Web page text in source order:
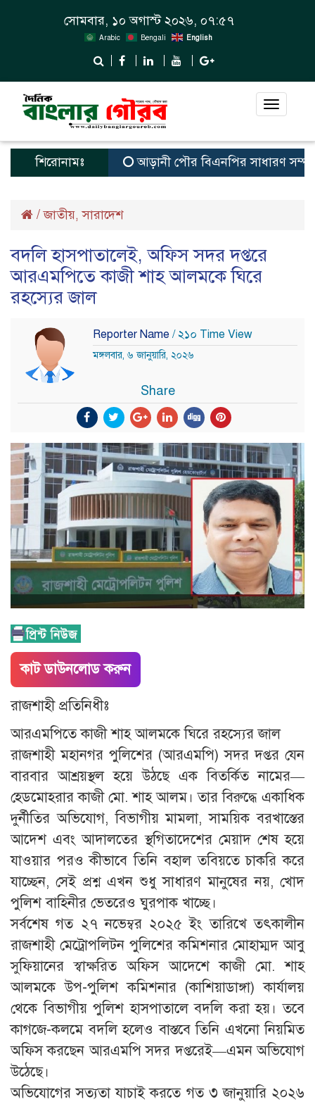
সোমবার, ১০ অগাস্ট ২০২৬, ০৭:৫৭
Arabic Bengali English
Toggle
শিরোনামঃ আড়ানী পৌর বিএনপির সাধারণ সম্পাদক
/জাতীয়,সারাদেশ
বদলি হাসপাতালেই, অফিস সদর দপ্তরে
আরএমপিতে কাজী শাহ আলমকে ঘিরে
রহস্যের জাল
Reporter Name / ২১০ Time View
মঙ্গলবার, ৬ জানুয়ারি, ২০২৬
Share
কাট ডাউনলোড করুন
রাজশাহী প্রতিনিধীঃ
আরএমপিতে কাজী শাহ আলমকে ঘিরে রহস্যের জাল
রাজশাহী মহানগর পুলিশের (আরএমপি) সদর দপ্তর যেন
বারবার আশ্রয়স্থল হয়ে উঠছে এক বিতর্কিত নামের—
হেডমোহরার কাজী মো. শাহ আলম। তার বিরুদ্ধে একাধিক
দুর্নীতির অভিযোগ, বিভাগীয় মামলা, সাময়িক বরখাস্তের
আদেশ এবং আদালতের স্থগিতাদেশের মেয়াদ শেষ হয়ে
যাওয়ার পরও কীভাবে তিনি বহাল তবিয়তে চাকরি করে
যাচ্ছেন, সেই প্রশ্ন এখন শুধু সাধারণ মানুষের নয়, খোদ
পুলিশ বাহিনীর ভেতরেও ঘুরপাক খাচ্ছে।
সর্বশেষ গত ২৭ নভেম্বর ২০২৫ ইং তারিখে তৎকালীন
রাজশাহী মেট্রোপলিটন পুলিশের কমিশনার মোহাম্মদ আবু
সুফিয়ানের স্বাক্ষরিত অফিস আদেশে কাজী মো. শাহ
আলমকে উপ-পুলিশ কমিশনার (কাশিয়াডাঙ্গা) কার্যালয়
থেকে বিভাগীয় পুলিশ হাসপাতালে বদলি করা হয়। তবে
কাগজে-কলমে বদলি হলেও বাস্তবে তিনি এখনো নিয়মিত
অফিস করছেন আরএমপি সদর দপ্তরেই—এমন অভিযোগ
উঠেছে।
অভিযোগের সত্যতা যাচাই করতে গত ৩ জানুয়ারি ২০২৬